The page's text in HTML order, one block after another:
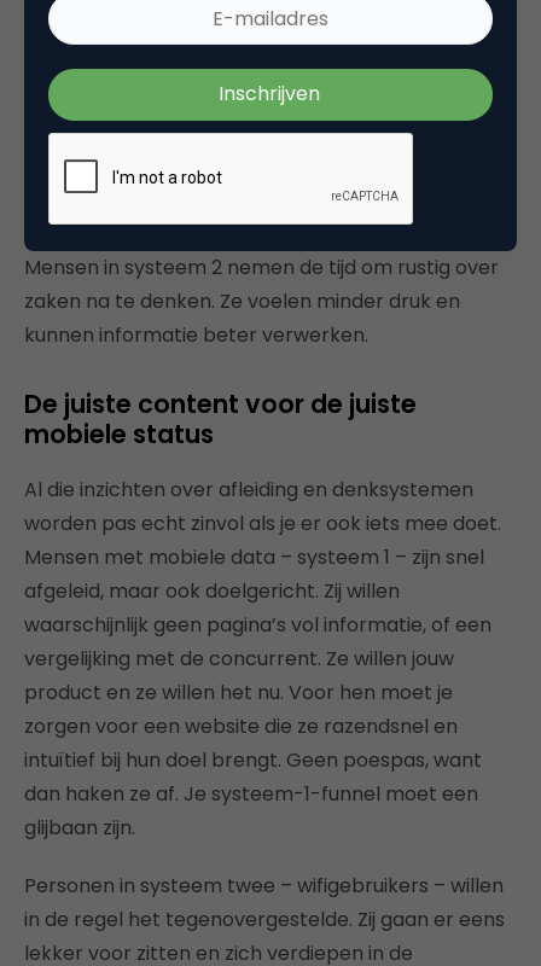
Kahneman beschrijft twee systemen waarmee we
gedachten volgen: systeem 1 en systeem 2. Om het
beknopt te houden: systeem 1 bestaat uit
onbewuste gedachten, terwijl systeem 2 om
bewuste keuzes draait. Bezoekers die onderweg zijn,
functioneren veel meer in systeem 1. Ze laten zich
leiden door intuïtie en zijn daardoor veel sneller.
Mensen in systeem 2 nemen de tijd om rustig over
zaken na te denken. Ze voelen minder druk en
kunnen informatie beter verwerken.
De juiste content voor de juiste
mobiele status
Al die inzichten over afleiding en denksystemen
worden pas echt zinvol als je er ook iets mee doet.
Mensen met mobiele data – systeem 1 – zijn snel
afgeleid, maar ook doelgericht. Zij willen
waarschijnlijk geen pagina’s vol informatie, of een
vergelijking met de concurrent. Ze willen jouw
product en ze willen het nu. Voor hen moet je
zorgen voor een website die ze razendsnel en
intuïtief bij hun doel brengt. Geen poespas, want
dan haken ze af. Je systeem-1-funnel moet een
glijbaan zijn.
Personen in systeem twee – wifigebruikers – willen
in de regel het tegenovergestelde. Zij gaan er eens
lekker voor zitten en zich verdiepen in de